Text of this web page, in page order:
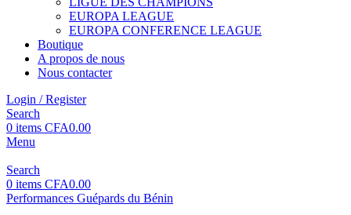
EUROPA LEAGUE
EUROPA CONFERENCE LEAGUE
Boutique
A propos de nous
Nous contacter
Login / Register
Search
0 items CFA0.00
Menu
Search
0 items CFA0.00
Performances Guépards du Bénin